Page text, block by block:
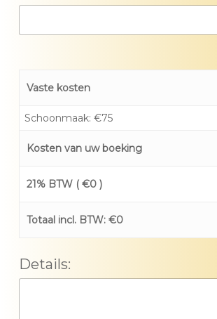
Vaste kosten
Schoonmaak: €75
Kosten van uw boeking
21% BTW ( €0)
Totaal incl. BTW: €0
Details: